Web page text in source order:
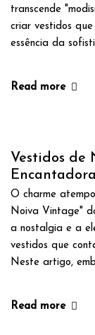
transcende
criar vestidos
essência da
Read more
Vestidos de
O charme
Noiva Vintage"
a nostalgia e a
vestidos que
Neste artigo,
Read more